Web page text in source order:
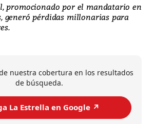
promocionado por el mandatario en
generó pérdidas millonarias para
nuestra cobertura en los resultados
de búsqueda.
La Estrella en Google ↗️